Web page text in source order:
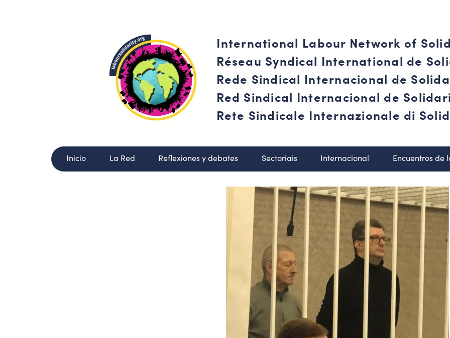
International Labour Network of
Réseau Syndical International de
Rede Sindical Internacional de
Red Sindical Internacional de
Rete Sindicale Internazionale di
Inicio La Red Reflexiones y debates Sectoriais Internacional Encuentros de